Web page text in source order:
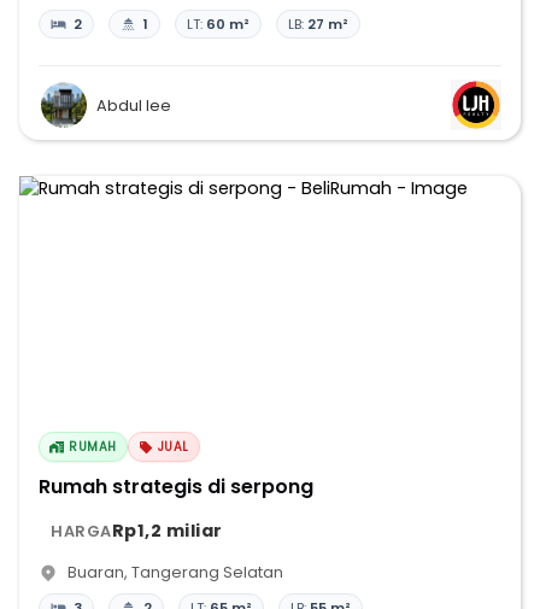
2 1 LT: 60 m² LB: 27 m²
Abdul lee
RUMAH JUAL
Rumah strategis di serpong
HARGARp1,2 miliar
Buaran, Tangerang Selatan